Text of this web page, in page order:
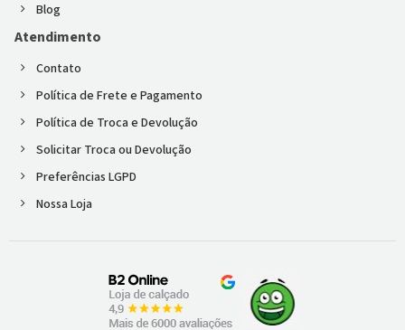
Blog
Atendimento
Contato
Política de Frete e Pagamento
Política de Troca e Devolução
Solicitar Troca ou Devolução
Preferências LGPD
Nossa Loja